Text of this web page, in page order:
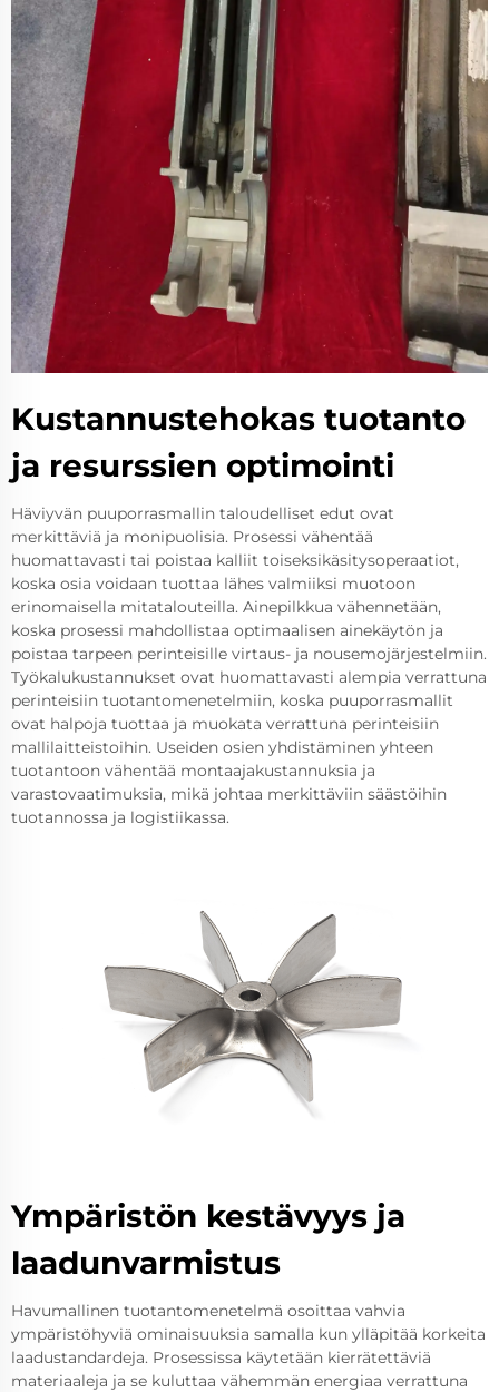
Kustannustehokas tuotanto
ja resurssien optimointi
Häviyvän puuporrasmallin taloudelliset edut ovat
merkittäviä ja monipuolisia. Prosessi vähentää
huomattavasti tai poistaa kalliit toiseksikäsitysoperaatiot,
koska osia voidaan tuottaa lähes valmiiksi muotoon
erinomaisella mitatalouteilla. Ainepilkkua vähennetään,
koska prosessi mahdollistaa optimaalisen ainekäytön ja
poistaa tarpeen perinteisille virtaus- ja nousemojärjestelmiin.
Työkalukustannukset ovat huomattavasti alempia verrattuna
perinteisiin tuotantomenetelmiin, koska puuporrasmallit
ovat halpoja tuottaa ja muokata verrattuna perinteisiin
mallilaitteistoihin. Useiden osien yhdistäminen yhteen
tuotantoon vähentää montaajakustannuksia ja
varastovaatimuksia, mikä johtaa merkittäviin säästöihin
tuotannossa ja logistiikassa.
Ympäristön kestävyys ja
laadunvarmistus
Havumallinen tuotantomenetelmä osoittaa vahvia
ympäristöhyviä ominaisuuksia samalla kun ylläpitää korkeita
laadustandardeja. Prosessissa käytetään kierrätettäviä
materiaaleja ja se kuluttaa vähemmän energiaa verrattuna